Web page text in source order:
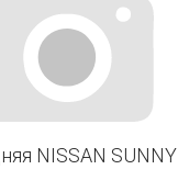
NISSAN